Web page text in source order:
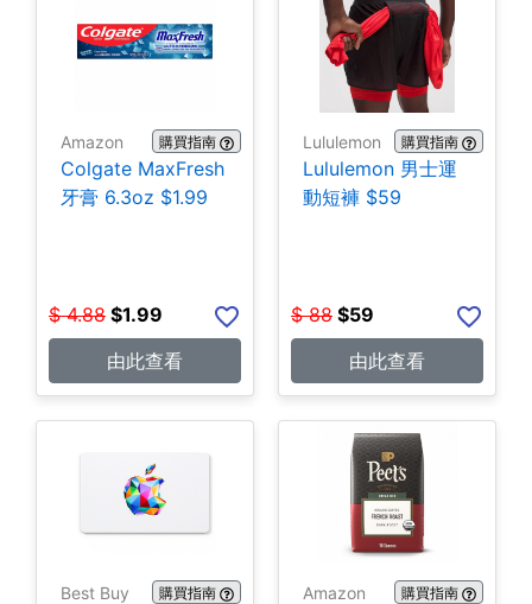
Amazon 購買指南
Colgate MaxFresh
牙膏 6.3oz $1.99
$ 4.88 $1.99
由此查看
Lululemon 購買指南
Lululemon 男士運
動短褲 $59
$ 88 $59
由此查看
Best Buy 購買指南 Amazon 購買指南